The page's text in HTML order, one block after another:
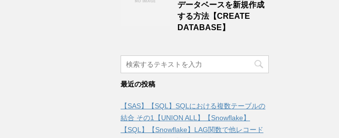
データベースを新規作成
する方法【CREATE
DATABASE】
最近の投稿
【SAS】【SQL】SQLにおける複数テーブルの
結合 その1【UNION ALL】【Snowflake】
【SQL】【Snowflake】LAG関数で他レコード